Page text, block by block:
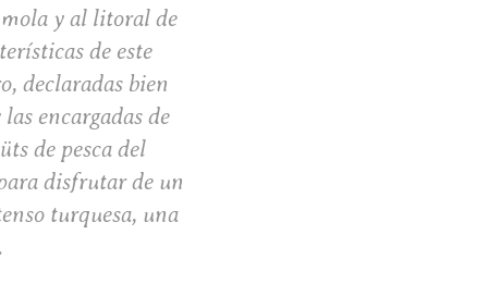
y al litoral de
de este
declaradas bien
encargadas de
de pesca del
disfrutar de un
turquesa, una